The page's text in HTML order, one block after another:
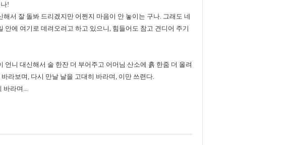
!
서 잘 돌봐 드리겠지만 어쩐지 마음이 안 놓이는 구나. 그래도 네
안에 여기로 데려오려고 하고 있으니, 힘들어도 참고 견디어 주기
언니 대신해서 술 한잔 더 부어주고 어머님 산소에 흙 한줌 더 올려
라보며, 다시 만날 날을 고대히 바라며, 이만 쓰련다.
바라며...